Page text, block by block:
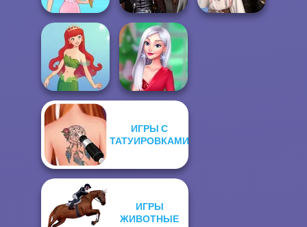
Barbie
Medieval
Princesses
Cute Mermaid
My Christmas
ИГРЫ С
ТАТУИРОВКАМИ
ИГРЫ
ЖИВОТНЫЕ